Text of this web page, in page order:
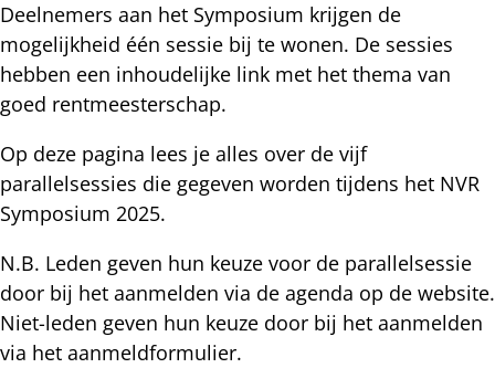
Deelnemers aan het Symposium krijgen de
mogelijkheid één sessie bij te wonen. De sessies
hebben een inhoudelijke link met het thema van
goed rentmeesterschap.
Op deze pagina lees je alles over de vijf
parallelsessies die gegeven worden tijdens het NVR
Symposium 2025.
N.B. Leden geven hun keuze voor de parallelsessie
door bij het aanmelden via de agenda op de website.
Niet-leden geven hun keuze door bij het aanmelden
via het aanmeldformulier.